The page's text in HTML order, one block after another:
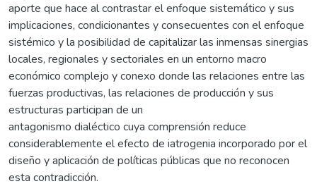
aporte que hace al contrastar el enfoque sistemático y sus
implicaciones, condicionantes y consecuentes con el enfoque
sistémico y la posibilidad de capitalizar las inmensas sinergias
locales, regionales y sectoriales en un entorno macro
económico complejo y conexo donde las relaciones entre las
fuerzas productivas, las relaciones de producción y sus
estructuras participan de un
antagonismo dialéctico cuya comprensión reduce
considerablemente el efecto de iatrogenia incorporado por el
diseño y aplicación de políticas públicas que no reconocen
esta contradicción.